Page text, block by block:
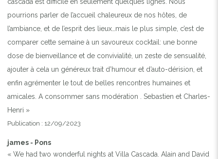
pourrions parler de l’accueil chaleureux de nos hôtes, de
l’ambiance, et de l’esprit des lieux…mais le plus simple, c’est de
comparer cette semaine à un savoureux cocktail: une bonne
dose de bienveillance et de convivialité, un zeste de sensualité,
ajouter à cela un généreux trait d’humour et d’auto-dérision, et
enfin agrémenter le tout de belles rencontres humaines et
amicales. A consommer sans modération . Sebastien et Charles-
Henri »
Publication : 12/09/2023
james - Pons
« We had two wonderful nights at Villa Cascada. Alain and David